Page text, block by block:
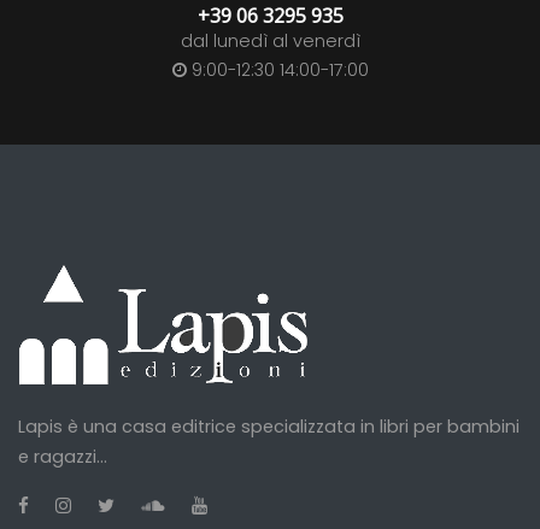
+39 06 3295 935
dal lunedì al venerdì
9:00-12:30 14:00-17:00
Lapis è una casa editrice specializzata in libri per bambini
e ragazzi...